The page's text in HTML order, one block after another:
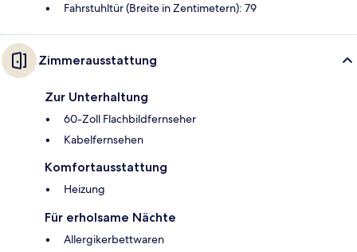
Fahrstuhltür (Breite in Zentimetern): 79
Zimmerausstattung
Zur Unterhaltung
60-Zoll Flachbildfernseher
Kabelfernsehen
Komfortausstattung
Heizung
Für erholsame Nächte
Allergikerbettwaren